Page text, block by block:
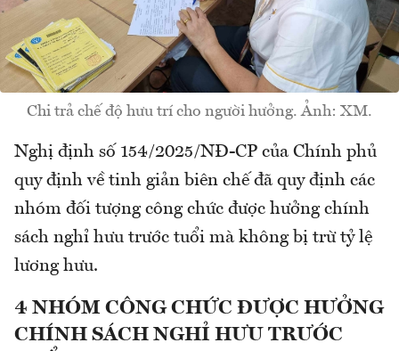
Chi trả chế độ hưu trí cho người hưởng. Ảnh: XM.
Nghị định số 154/2025/NĐ-CP của Chính phủ
quy định về tinh giản biên chế đã quy định các
nhóm đối tượng công chức được hưởng chính
sách nghỉ hưu trước tuổi mà không bị trừ tỷ lệ
lương hưu.
4 NHÓM CÔNG CHỨC ĐƯỢC HƯỞNG
CHÍNH SÁCH NGHỈ HƯU TRƯỚC